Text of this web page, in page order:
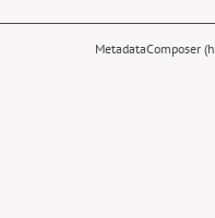
MetadataComposer